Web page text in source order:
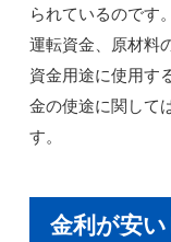
られているのです
運転資金、原材料
資金用途に使用す
金の使途に関して
す。
金利が安